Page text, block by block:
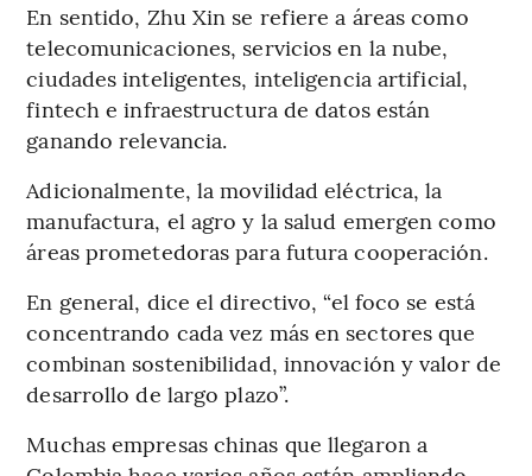
En sentido, Zhu Xin se refiere a áreas como
telecomunicaciones, servicios en la nube,
ciudades inteligentes, inteligencia artificial,
fintech e infraestructura de datos están
ganando relevancia.
Adicionalmente, la movilidad eléctrica, la
manufactura, el agro y la salud emergen como
áreas prometedoras para futura cooperación.
En general, dice el directivo, “el foco se está
concentrando cada vez más en sectores que
combinan sostenibilidad, innovación y valor de
desarrollo de largo plazo”.
Muchas empresas chinas que llegaron a